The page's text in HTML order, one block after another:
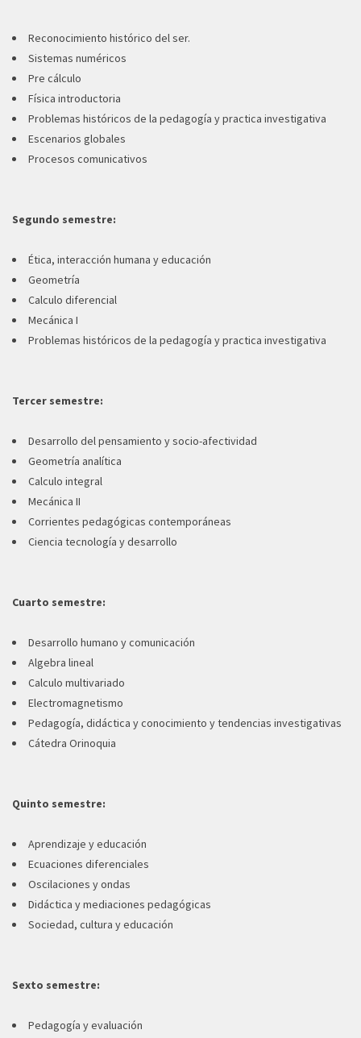
Reconocimiento histórico del ser.
Sistemas numéricos
Pre cálculo
Física introductoria
Problemas históricos de la pedagogía y practica investigativa
Escenarios globales
Procesos comunicativos
Segundo semestre:
Ética, interacción humana y educación
Geometría
Calculo diferencial
Mecánica I
Problemas históricos de la pedagogía y practica investigativa
Tercer semestre:
Desarrollo del pensamiento y socio-afectividad
Geometría analítica
Calculo integral
Mecánica II
Corrientes pedagógicas contemporáneas
Ciencia tecnología y desarrollo
Cuarto semestre:
Desarrollo humano y comunicación
Algebra lineal
Calculo multivariado
Electromagnetismo
Pedagogía, didáctica y conocimiento y tendencias investigativas
Cátedra Orinoquia
Quinto semestre:
Aprendizaje y educación
Ecuaciones diferenciales
Oscilaciones y ondas
Didáctica y mediaciones pedagógicas
Sociedad, cultura y educación
Sexto semestre:
Pedagogía y evaluación